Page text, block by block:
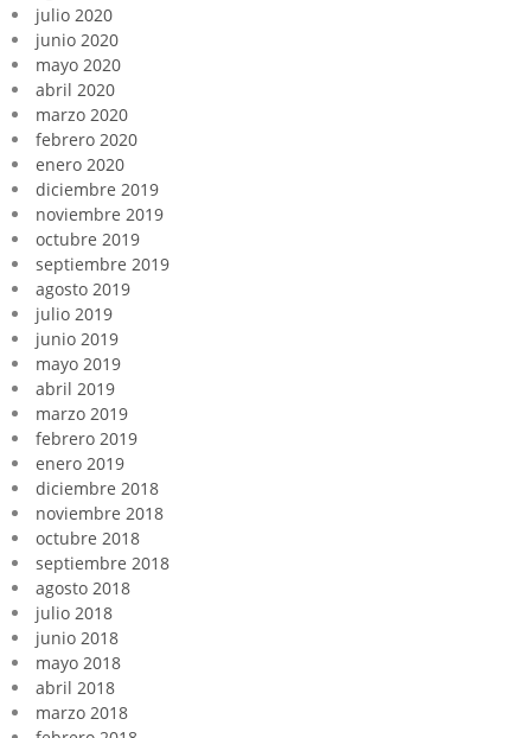
julio 2020
junio 2020
mayo 2020
abril 2020
marzo 2020
febrero 2020
enero 2020
diciembre 2019
noviembre 2019
octubre 2019
septiembre 2019
agosto 2019
julio 2019
junio 2019
mayo 2019
abril 2019
marzo 2019
febrero 2019
enero 2019
diciembre 2018
noviembre 2018
octubre 2018
septiembre 2018
agosto 2018
julio 2018
junio 2018
mayo 2018
abril 2018
marzo 2018